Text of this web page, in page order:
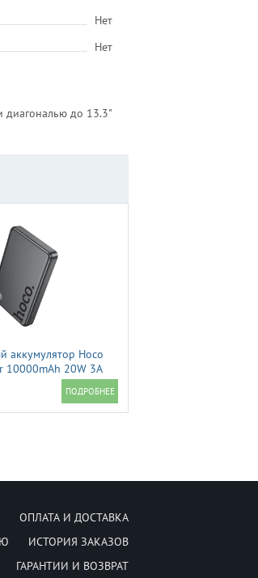
Нет
Нет
диагональю до 13.3"
аккумулятор Hoco
10000mAh 20W 3A
ОПЛАТА И ДОСТАВКА
ИСТОРИЯ ЗАКАЗОВ
ГАРАНТИИ И ВОЗВРАТ